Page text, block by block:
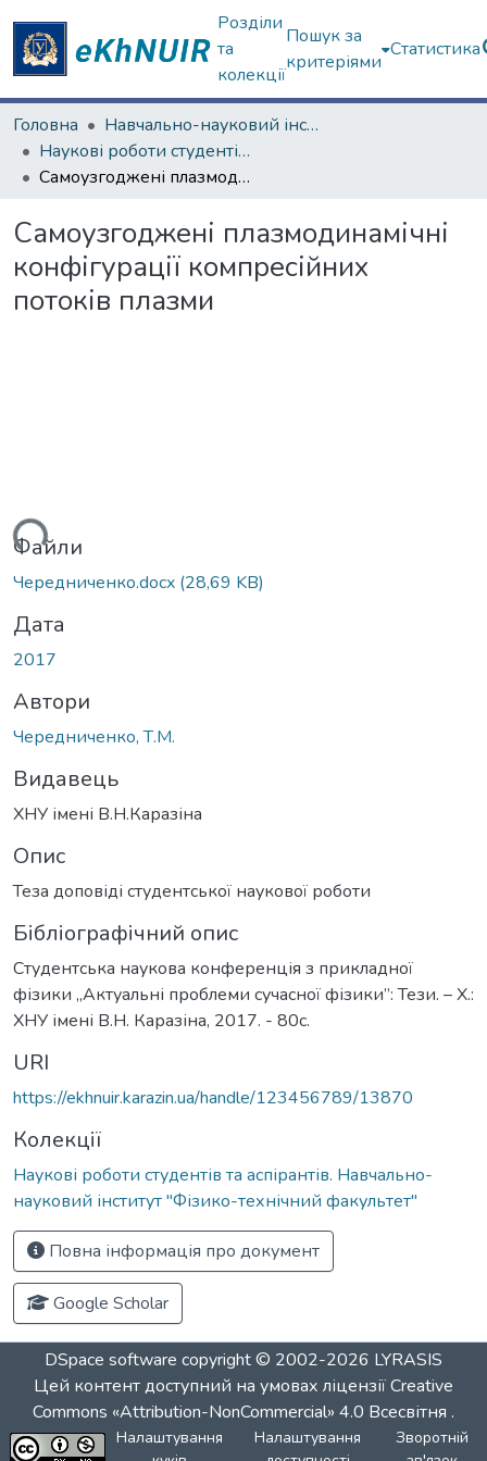
Розділи
та
колекції
Пошук за
критеріями
Статистика
Головна
Навчально-науковий інститут "Фізико-технічний факультет"
Наукові роботи студентів та аспірантів. Навчально-науковий інститут "Фізико-технічний факультет"
Самоузгоджені плазмодинамічні конфігурації компресійних потоків плазми
Самоузгоджені плазмодинамічні
конфігурації компресійних
потоків плазми
Файли
Чередниченко.docx (28,69 KB)
Дата
2017
Автори
Чередниченко, Т.М.
Видавець
ХНУ імені В.Н.Каразіна
Опис
Теза доповіді студентської наукової роботи
Бібліографічний опис
Студентська наукова конференція з прикладної
фізики „Актуальні проблеми сучасної фізики”: Тези. – Х.:
ХНУ імені В.Н. Каразіна, 2017. - 80с.
URI
https://ekhnuir.karazin.ua/handle/123456789/13870
Колекції
Наукові роботи студентів та аспірантів. Навчально-
науковий інститут "Фізико-технічний факультет"
Повна інформація про документ
Google Scholar
DSpace software copyright © 2002-2026 LYRASIS
Цей контент доступний на умовах ліцензіїCreative
Commons «Attribution-NonCommercial» 4.0 Всесвітня .
Налаштування
Налаштування
Зворотній